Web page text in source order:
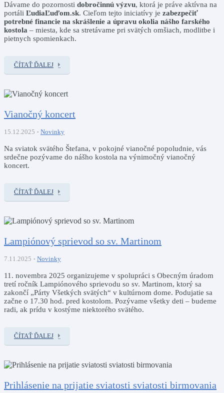
Dávame do pozornosti dobročinnú výzvu, ktorá je práve aktívna na
portáli ĽudiaĽuďom.sk. Cieľom tejto iniciatívy je zabezpečiť
potrebné financie na skrášlenie a úpravu okolia nášho farského
kostola – miesta, kde sa stretávame pri svätých omšiach, modlitbe i
pietnych spomienkach.
ČÍTAŤ ĎALEJ
Vianočný koncert
15.12.2025 Novinky
Na sviatok svätého Štefana, v pokojné vianočné popoludnie, vás
srdečne pozývame do nášho kostola na výnimočný vianočný
koncert.
ČÍTAŤ ĎALEJ
Lampiónový sprievod so sv. Martinom
7.11.2025 Novinky
11. novembra 2025 organizujeme v spolupráci s Obecným úradom
tretí ročník Lampiónového sprievodu so sv. Martinom, ktorý sa
zakončí „Párty Všetkých svätých“ v kultúrnom dome. Podujatie sa
začne o 17.30 hod. pred kostolom. Pozývame všetky deti – budeme
radi, ak prídu v kostýme niektorého svätého.
ČÍTAŤ ĎALEJ
Prihlásenie na prijatie sviatosti sviatosti birmovania